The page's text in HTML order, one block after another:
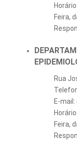
Feira,
Rua
E-
Feira,